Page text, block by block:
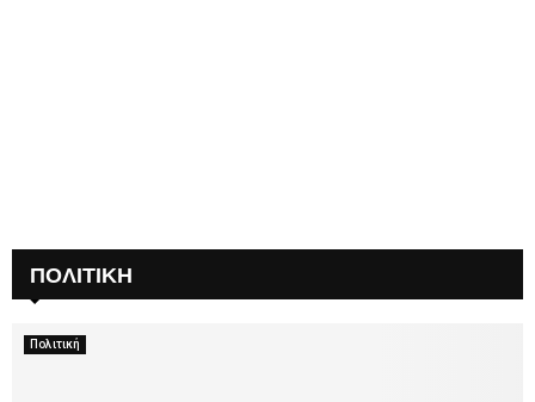
ΠΟΛΙΤΙΚΗ
Πολιτική